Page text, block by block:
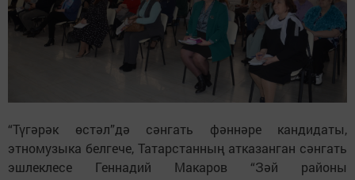
“Түгәрәк өстәл”дә сәнгать фәннәре кандидаты,
этномузыка белгече, Татарстанның атказанган сәнгать
эшлеклесе Геннадий Макаров “Зәй районы